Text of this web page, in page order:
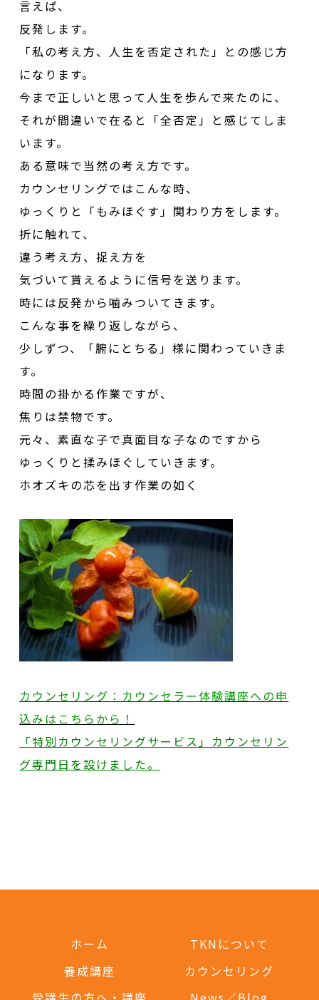
言えば、
反発します。
「私の考え方、人生を否定された」との感じ方
になります。
今まで正しいと思って人生を歩んで来たのに、
それが間違いで在ると「全否定」と感じてしま
います。
ある意味で当然の考え方です。
カウンセリングではこんな時、
ゆっくりと「もみほぐす」関わり方をします。
折に触れて、
違う考え方、捉え方を
気づいて貰えるように信号を送ります。
時には反発から噛みついてきます。
こんな事を繰り返しながら、
少しずつ、「腑にとちる」様に関わっていきま
す。
時間の掛かる作業ですが、
焦りは禁物です。
元々、素直な子で真面目な子なのですから
ゆっくりと揉みほぐしていきます。
ホオズキの芯を出す作業の如く
カウンセリング：カウンセラー体験講座への申
込みはこちらから！
「特別カウンセリングサービス」カウンセリン
グ専門日を設けました。
ホーム
TKNについて
養成講座
カウンセリング